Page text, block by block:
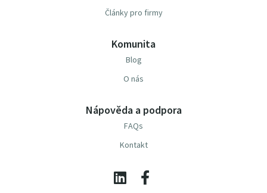
Články pro firmy
Komunita
Blog
O nás
Nápověda a podpora
FAQs
Kontakt